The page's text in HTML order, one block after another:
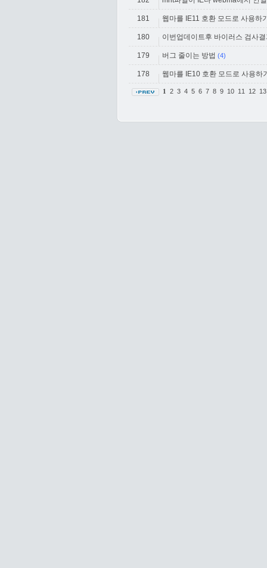
181 웹마를 IE11 호환 모드로 사용하
180 이번업데이트후 바이러스 검사
179 버그 줄이는 방법 (4)
178 웹마를 IE10 호환 모드로 사용하
1 2 3 4 5 6 7 8 9 10 11 12